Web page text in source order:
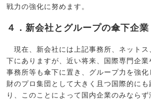
戦力の強化に努めます。
４．新会社とグループの傘下企業
現在、新会社には上記事務所、ネットス
下にありますが、近い将来、国際専門企
事務所等も傘下に置き、グループ力を強
財のプロ集団として大きく且つ国際的に
り、このことによって国内企業のみなら